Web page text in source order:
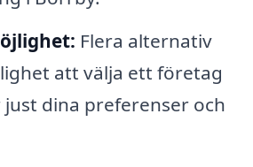
Flera alternativ
att välja ett företag
just dina preferenser och